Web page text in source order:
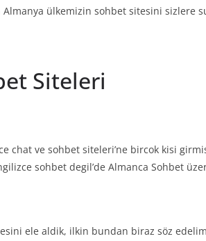
Almanya ülkemizin sohbet sitesini sizlere
Siteleri
chat ve sohbet siteleri’ne bircok kisi
sohbet degil’de Almanca Sohbet
ele aldik, ilkin bundan biraz söz